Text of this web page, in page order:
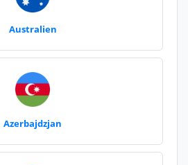
Australien
Azerbajdzjan